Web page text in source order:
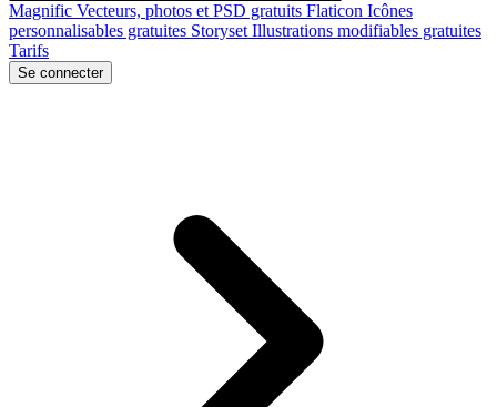
Magnific Vecteurs, photos et PSD gratuits Flaticon Icônes
personnalisables gratuites Storyset Illustrations modifiables gratuites
Tarifs
Se connecter